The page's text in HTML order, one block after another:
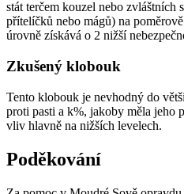
stát terčem kouzel nebo zvláštních
přítelíčků nebo mágů) na
úrovně získává o 2 nižší
Zkušený klobouk
Tento klobouk je nevhodný do
proti pasti a k%, jakoby měla jeho
vliv hlavně na nižších levelech.
Poděkování